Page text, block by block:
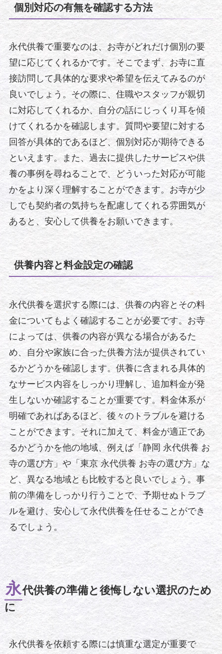
個別対応の有無を確認する方法
永代供養で重要なのは、お寺がどれだけ個別の要
望に応じてくれるかです。そこでまず、お寺に直
接訪問して具体的な要求や希望を伝えてみるのが
良いでしょう。その際に、住職やスタッフが親切
に対応してくれるか、自分の話にじっくり耳を傾
けてくれるかを確認します。質問や要望に対する
回答が具体的であるほど、個別対応が期待できる
といえます。また、過去に提供したサービスや供
養の事例を尋ねることで、どういった対応が可能
かをより深く理解することができます。お寺が少
しでも契約者の気持ちを配慮してくれる雰囲気が
あると、安心して供養をお願いできます。
供養内容と料金設定の確認
永代供養を選択する際には、供養の内容とその料
金についてもよく確認することが必要です。お寺
によっては、供養の内容が異なる場合があるた
め、自分や家族に合った供養方法が提供されてい
るかどうかを確認します。供養に含まれる具体的
なサービス内容をしっかり理解し、追加料金が発
生しないか確認することが重要です。料金体系が
明確であればあるほど、後々のトラブルを避ける
ことができます。それに加えて、料金が適正であ
るかどうかを他の地域、例えば「静岡 永代供養 お
寺の選び方」や「東京 永代供養 お寺の選び方」な
ど、異なる地域とも比較すると良いでしょう。事
前の準備をしっかり行うことで、予期せぬトラブ
ルを避け、安心して永代供養を任せることができ
るでしょう。
永代供養の準備と後悔しない選択のため
に
永代供養を依頼する際には慎重な選定が重要で